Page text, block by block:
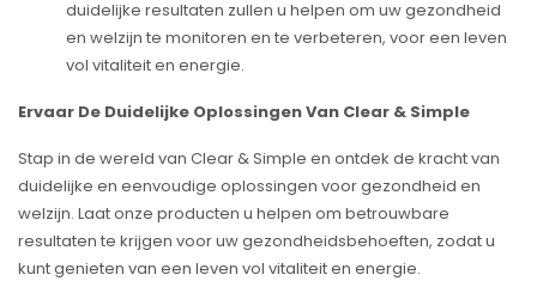
duidelijke resultaten zullen u helpen om uw gezondheid
en welzijn te monitoren en te verbeteren, voor een leven
vol vitaliteit en energie.
Ervaar De Duidelijke Oplossingen Van Clear & Simple
Stap in de wereld van Clear & Simple en ontdek de kracht van
duidelijke en eenvoudige oplossingen voor gezondheid en
welzijn. Laat onze producten u helpen om betrouwbare
resultaten te krijgen voor uw gezondheidsbehoeften, zodat u
kunt genieten van een leven vol vitaliteit en energie.